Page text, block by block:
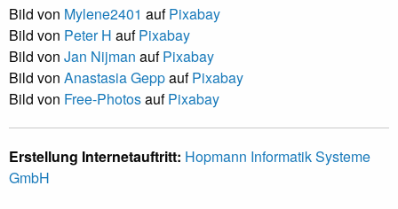
Bild von Mylene2401 aufPixabay
Bild von Peter H aufPixabay
Bild von Jan Nijman aufPixabay
Bild von Anastasia GeppaufPixabay
Bild von Free-PhotosaufPixabay
Erstellung Internetauftritt: Hopmann Informatik Systeme
GmbH